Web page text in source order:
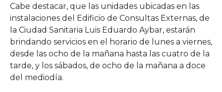
Cabe destacar, que las unidades ubicadas en las
instalaciones del Edificio de Consultas Externas, de
la Ciudad Sanitaria Luis Eduardo Aybar, estarán
brindando servicios en el horario de lunes a viernes,
desde las ocho de la mañana hasta las cuatro de la
tarde, y los sábados, de ocho de la mañana a doce
del mediodía.